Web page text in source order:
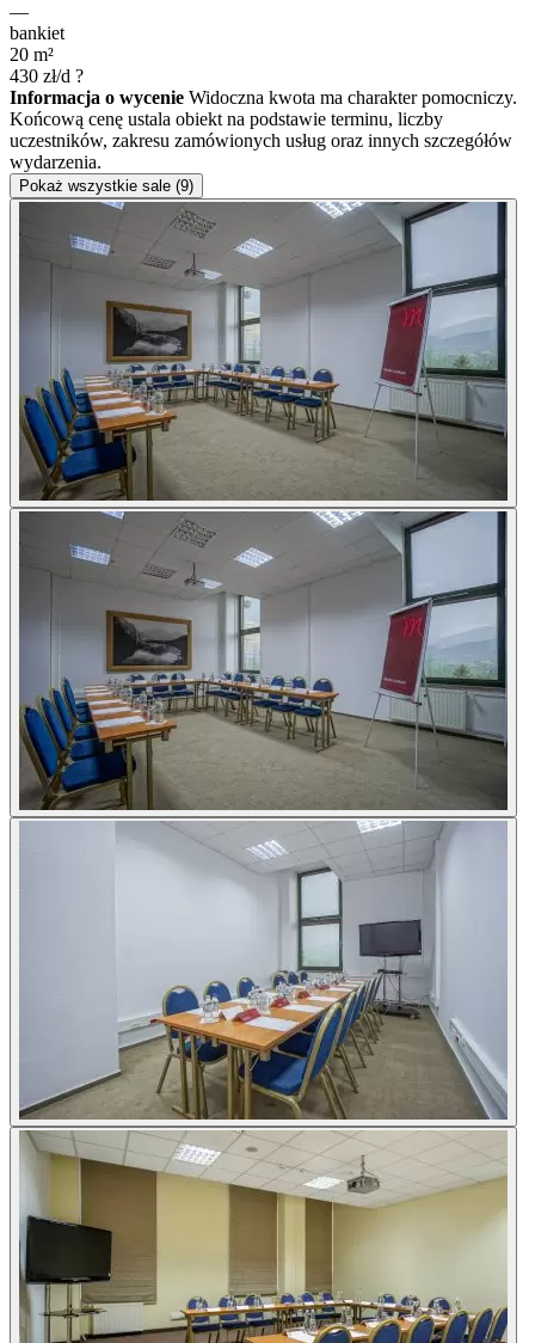
—
bankiet
20 m²
430 zł/d ?
Informacja o wycenie Widoczna kwota ma charakter pomocniczy.
Końcową cenę ustala obiekt na podstawie terminu, liczby
uczestników, zakresu zamówionych usług oraz innych szczegółów
wydarzenia.
Pokaż wszystkie sale (9)